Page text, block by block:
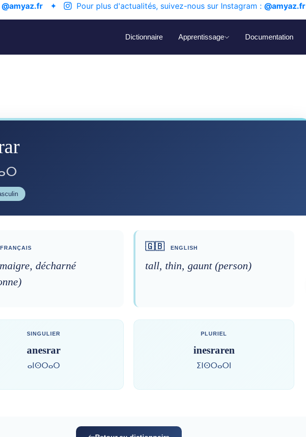
@amyaz.fr ✦ Pour plus d'actualités, suivez-nous sur Instagram : @amyaz.fr
Dictionnaire Apprentissage Documentation
FRANÇAIS
décharné
🇬🇧 ENGLISH
tall, thin, gaunt (person)
SINGULIER
anesrar
ⴰⵏⵙⵔⴰⵔ
PLURIEL
inesraren
ⵉⵏⵙⵔⴰⵔⵏ